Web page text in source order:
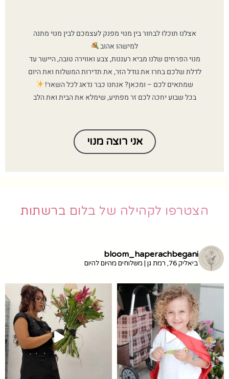
אצלנו תוכלו לבחור בין מנוי מפנק לעצמכם לבין מנוי מתנה
למישהו אהוב
מנוי הפרחים שלנו מביא רעננות, צבע ואווירה טובה, היישר עד
לדלת שלכם בחרו את גודל הזר, את תדירות המשלוח ואת היום
שמתאים לכם – ומכאן? אנחנו כבר נדאג לכל השאר!
בכל שבוע יחכה לכם זר מפתיע, שימלא את הבית ואת הלב
אני רוצה מנוי
הצטרפו לקהילה של בלום ברשתות
bloom_haperachbegani
ביאליק 76, רמת גן | משלוחים מהיום להיום
ב-10% הנחה עם הקוד